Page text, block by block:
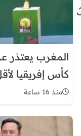
المغرب يعتذر
سنة
منذ 16 ساعة